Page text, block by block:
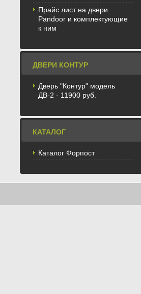
Прайс лист на двери
Pandoor и комплектующие
к ним
ДВЕРИ КОНТУР
Дверь "Контур" модель
ДВ-2 - 11900 руб.
КАТАЛОГ
Каталог Форпост